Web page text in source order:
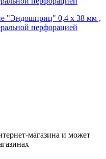
магазина и может